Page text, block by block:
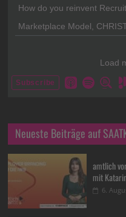
Neueste Beiträge auf
amtlich
mit
6.